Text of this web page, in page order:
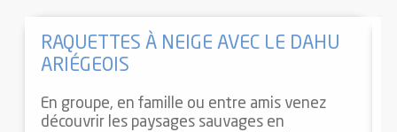
RAQUETTES À NEIGE AVEC LE DAHU
ARIÉGEOIS
En groupe, en famille ou entre amis venez
découvrir les paysages sauvages en